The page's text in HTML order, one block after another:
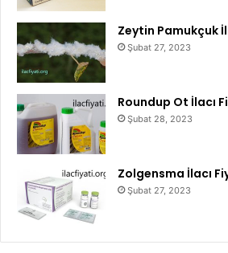
Zeytin Pamukçuk
Şubat 27, 2023
Roundup Ot İlacı
Şubat 28, 2023
Zolgensma İlacı
Şubat 27, 2023